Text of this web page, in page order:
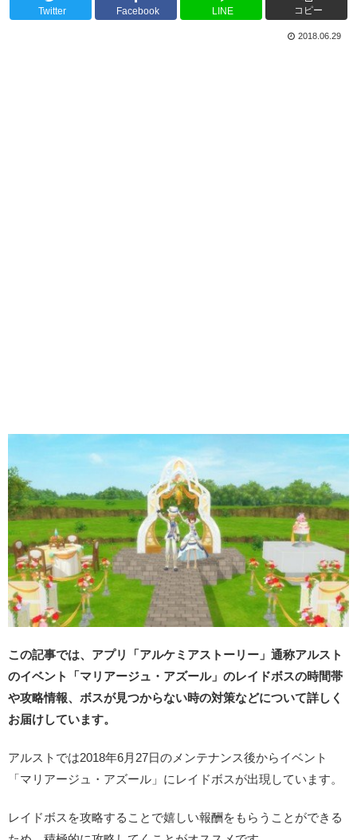
Twitter Facebook LINE コピー
2018.06.29
この記事では、アプリ「アルケミアストーリー」通称アルスト
のイベント「マリアージュ・アズール」のレイドボスの時間帯
や攻略情報、ボスが見つからない時の対策などについて詳しく
お届けしています。
アルストでは2018年6月27日のメンテナンス後からイベント
「マリアージュ・アズール」にレイドボスが出現しています。
レイドボスを攻略することで嬉しい報酬をもらうことができる